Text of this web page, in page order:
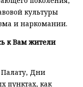
культуры
и наркомании.
к Вам жители
Дни
пунктах, как